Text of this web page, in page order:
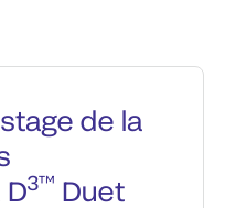
de la
3™ Duet